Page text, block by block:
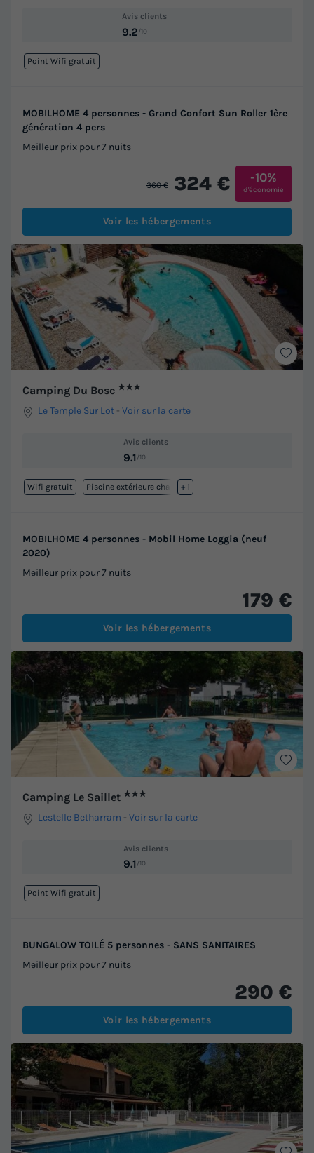
Avis clients
9.2/10
Point Wifi gratuit
MOBILHOME 4 personnes - Grand Confort Sun Roller 1ère
génération 4 pers
Meilleur prix pour 7 nuits
360 € 324 € -10%
d'économie
Voir les hébergements
Camping Du Bosc ★★★
Le Temple Sur Lot -Voir sur la carte
Avis clients
9.1 /10
Wifi gratuit Piscine extérieure chauffée
+ 1
MOBILHOME 4 personnes - Mobil Home Loggia (neuf
2020)
Meilleur prix pour 7 nuits
179 €
Voir les hébergements
Camping Le Saillet ★★★
Lestelle Betharram -Voir sur la carte
Avis clients
9.1 /10
Point Wifi gratuit
BUNGALOW TOILÉ 5 personnes - SANS SANITAIRES
Meilleur prix pour 7 nuits
290 €
Voir les hébergements